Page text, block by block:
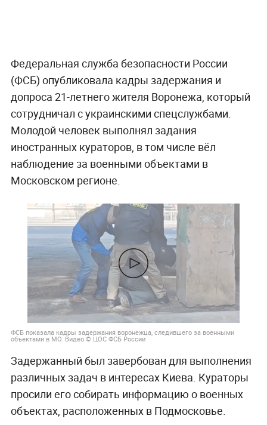
Федеральная служба безопасности России
(ФСБ) опубликовала кадры задержания и
допроса 21-летнего жителя Воронежа, который
сотрудничал с украинскими спецслужбами.
Молодой человек выполнял задания
иностранных кураторов, в том числе вёл
наблюдение за военными объектами в
Московском регионе.
ФСБ показала кадры задержания воронежца, следившего за военными
объектами в МО. Видео © ЦОС ФСБ России
Задержанный был завербован для выполнения
различных задач в интересах Киева. Кураторы
просили его собирать информацию о военных
объектах, расположенных в Подмосковье.